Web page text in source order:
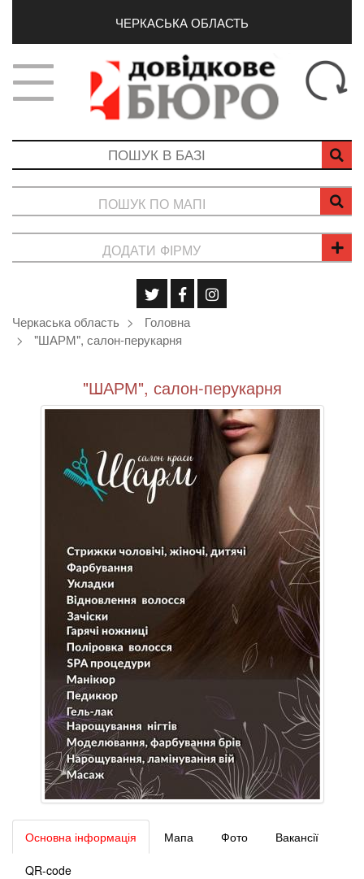
ЧЕРКАСЬКА ОБЛАСТЬ
ПОШУК ПО МАПІ
ДОДАТИ ФІРМУ
Черкаська область
Головна
"ШАРМ", салон-перукарня
"ШАРМ", салон-перукарня
Основна інформація Мапа Фото Вакансії
QR-code